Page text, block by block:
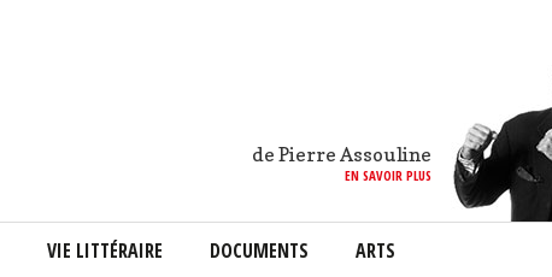
de Pierre Assouline
EN SAVOIR PLUS
VIE LITTÉRAIRE DOCUMENTS ARTS